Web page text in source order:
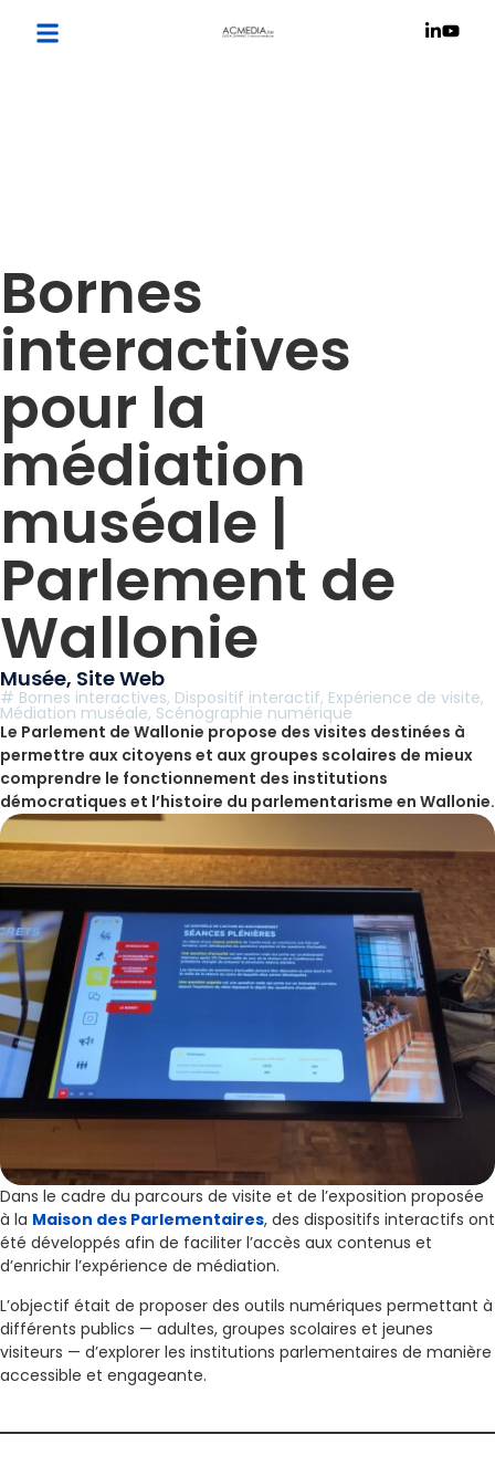
Bornes
interactives
pour la
médiation
muséale |
Parlement de
Wallonie
Musée, Site Web
# Bornes interactives, Dispositif interactif, Expérience de visite,
Médiation muséale, Scénographie numérique
Le Parlement de Wallonie propose des visites destinées à
permettre aux citoyens et aux groupes scolaires de mieux
comprendre le fonctionnement des institutions
démocratiques et l’histoire du parlementarisme en Wallonie.
Dans le cadre du parcours de visite et de l’exposition proposée
à la Maison des Parlementaires, des dispositifs interactifs ont
été développés afin de faciliter l’accès aux contenus et
d’enrichir l’expérience de médiation.
L’objectif était de proposer des outils numériques permettant à
différents publics — adultes, groupes scolaires et jeunes
visiteurs — d’explorer les institutions parlementaires de manière
accessible et engageante.